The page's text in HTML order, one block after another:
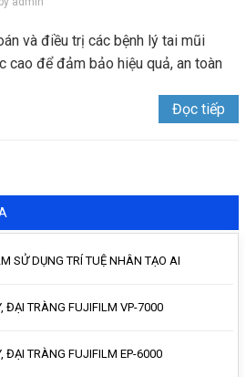
SỬ DỤNG TRÍ TUỆ NHÂN TẠO AI
ĐẠI TRÀNG FUJIFILM VP-7000
ĐẠI TRÀNG FUJIFILM EP-6000
và điều trị các bệnh lý tai mũi
cao để đảm bảo hiệu quả, an toàn
Đọc tiếp